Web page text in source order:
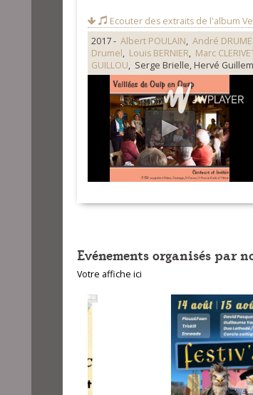
Ecouter des extraits de l'album
2017 - Albert POULAIN, André
Drumel, Louis BERNIER, Marc
GUILLOU, Serge Brielle, Hervé
Evénements organisés par
Votre affiche ici